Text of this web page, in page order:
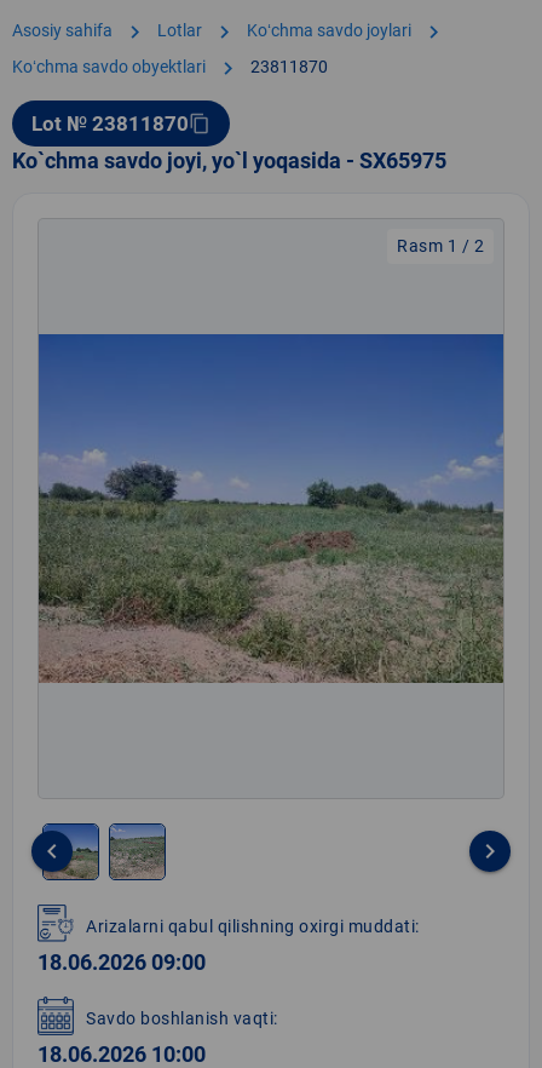
Asosiy sahifa chevron_right Lotlar chevron_right Koʻchma savdo joylari chevron_right
Koʻchma savdo obyektlari chevron_right 23811870
Lot № 23811870content_copy
Ko`chma savdo joyi, yo`l yoqasida - SX65975
Rasm 1 / 2
1
of
2
keyboard_arrow_left keyboard_arrow_right
Arizalarni qabul qilishning oxirgi muddati:
18.06.2026 09:00
Savdo boshlanish vaqti:
18.06.2026 10:00